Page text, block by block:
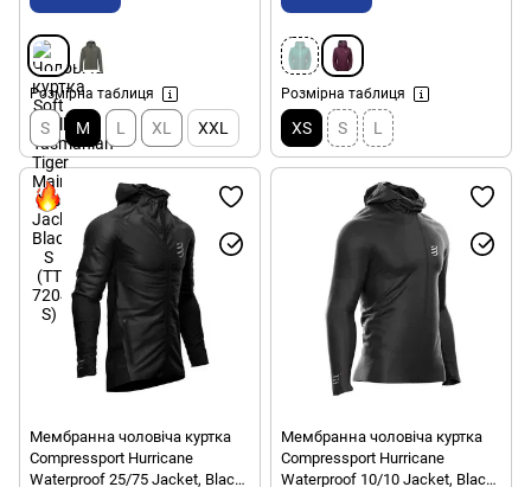
Розмірна таблиця
S M L XL XXL
Розмірна таблиця
XS S L
Мембранна чоловіча куртка
Compressport Hurricane
Waterproof 25/75 Jacket, Black,
Мембранна чоловіча куртка
Compressport Hurricane
Waterproof 10/10 Jacket, Black,